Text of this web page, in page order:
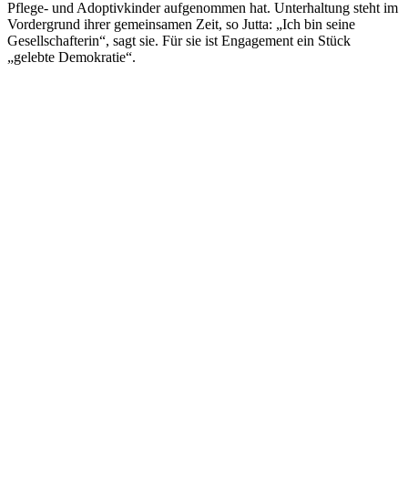
Pflege- und Adoptivkinder aufgenommen hat. Unterhaltung steht im
Vordergrund ihrer gemeinsamen Zeit, so Jutta: „Ich bin seine
Gesellschafterin“, sagt sie. Für sie ist Engagement ein Stück
„gelebte Demokratie“.